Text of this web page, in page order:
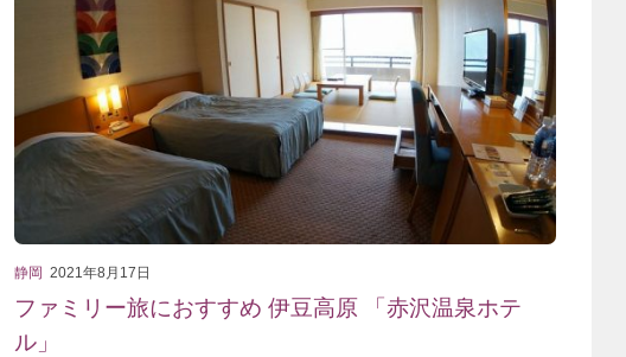
静岡 2021年8月17日
ファミリー旅におすすめ 伊豆高原 「赤沢温泉ホテ
ル」